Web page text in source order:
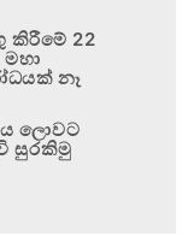
කිරීමේ 22
නෑ
ලොවට
සුරකිමු